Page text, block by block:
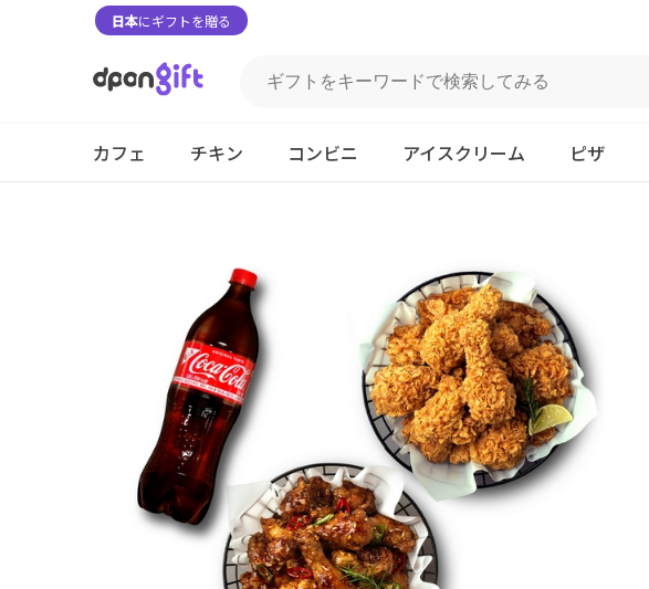
日本にギフトを贈る
カフェ チキン コンビニ アイスクリーム ピザ